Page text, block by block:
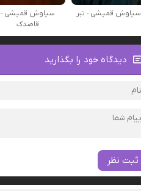
سیاوش قمیشی - تبر
سیاوش قمیشی -
قاصدک
دیدگاه خود را بگذارید
ثبت نظر